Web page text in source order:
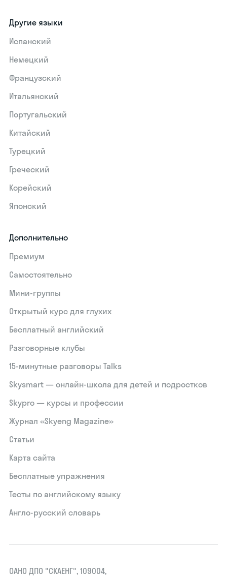
Другие языки
Испанский
Немецкий
Французский
Итальянский
Португальский
Китайский
Турецкий
Греческий
Корейский
Японский
Дополнительно
Премиум
Самостоятельно
Мини-группы
Открытый курс для глухих
Бесплатный английский
Разговорные клубы
15‑минутные разговоры Talks
Skysmart — онлайн-школа для детей и подростков
Skypro — курсы и профессии
Журнал «Skyeng Magazine»
Статьи
Карта сайта
Бесплатные упражнения
Тесты по английскому языку
Англо-русский словарь
ОАНО ДПО "СКАЕНГ", 109004,